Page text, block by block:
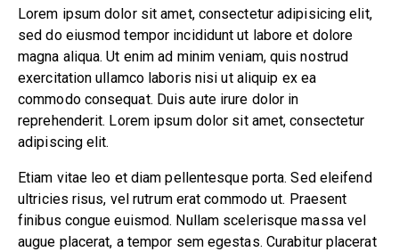
Lorem ipsum dolor sit amet, consectetur adipisicing elit,
sed do eiusmod tempor incididunt ut labore et dolore
magna aliqua. Ut enim ad minim veniam, quis nostrud
exercitation ullamco laboris nisi ut aliquip ex ea
commodo consequat. Duis aute irure dolor in
reprehenderit. Lorem ipsum dolor sit amet, consectetur
adipiscing elit.
Etiam vitae leo et diam pellentesque porta. Sed eleifend
ultricies risus, vel rutrum erat commodo ut. Praesent
finibus congue euismod. Nullam scelerisque massa vel
augue placerat, a tempor sem egestas. Curabitur placerat